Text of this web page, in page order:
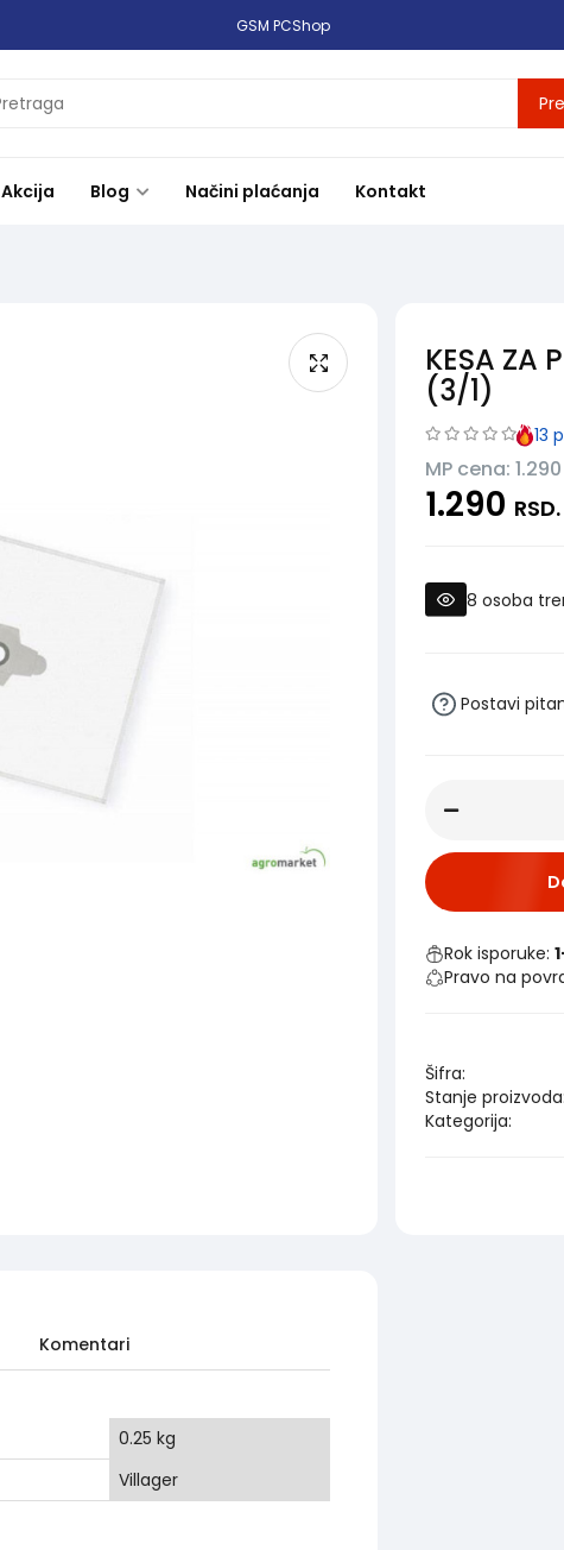
GSM PCShop
Akcija Blog Načini plaćanja Kontakt
KESA ZA
(3/1)
13
MP cena: 1.290
1.290 RSD.
8 osoba
Postavi
Rok isporuke:
Pravo na
Šifra:
Stanje proizvoda:
Kategorija:
Komentari
0.25 kg
Villager